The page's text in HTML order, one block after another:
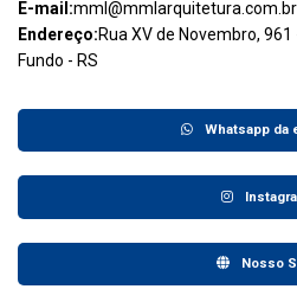
E-mail:mml@mmlarquitetura.com.br
Endereço:Rua XV de Novembro,
Fundo - RS
Whatsapp da
Nosso